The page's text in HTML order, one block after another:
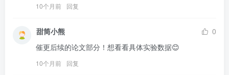
10个月前 回复
甜筒小熊
0
催更后续的论文部分！想看看具体实验数据😊
10个月前 回复